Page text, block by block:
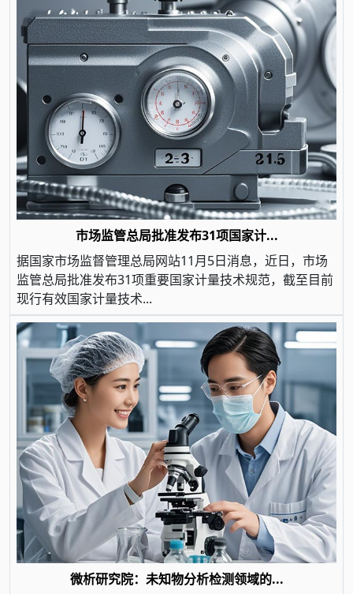
市场监管总局批准发布31项国家计...
据国家市场监督管理总局网站11月5日消息，近日，市场
监管总局批准发布31项重要国家计量技术规范，截至目前
现行有效国家计量技术...
微析研究院：未知物分析检测领域的...